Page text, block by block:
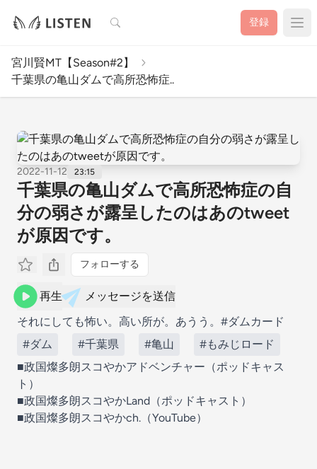
検索 登録
宮川賢MT【Season#2】
千葉県の亀山ダムで高所恐怖症..
2022-11-12 23:15
千葉県の亀山ダムで高所恐怖症の自
分の弱さが露呈したのはあのtweet
が原因です。
フォローする
再生
メッセージを送信
それにしても怖い。高い所が。あうう。#ダムカード
#ダム
#千葉県 #亀山
#もみじロード
■政国燦多朗スコやかアドベンチャー（ポッドキャス
ト）
■政国燦多朗スコやかLand（ポッドキャスト）
■政国燦多朗スコやかch.（YouTube）